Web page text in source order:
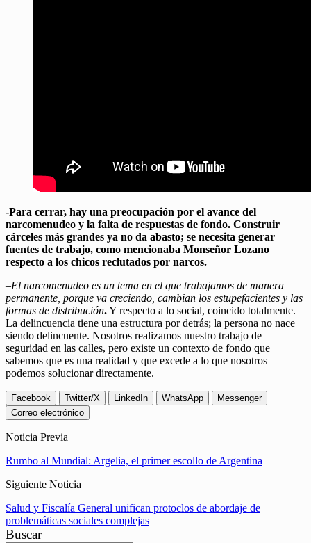
-Para cerrar, hay una preocupación por el avance del
narcomenudeo y la falta de respuestas de fondo. Construir
cárceles más grandes ya no da abasto; se necesita generar
fuentes de trabajo, como mencionaba Monseñor Lozano
respecto a los chicos reclutados por narcos.
–El narcomenudeo es un tema en el que trabajamos de manera
permanente, porque va creciendo, cambian los estupefacientes y las
formas de distribución.Y respecto a lo social, coincido totalmente.
La delincuencia tiene una estructura por detrás; la persona no nace
siendo delincuente. Nosotros realizamos nuestro trabajo de
seguridad en las calles, pero existe un contexto de fondo que
sabemos que es una realidad y que excede a lo que nosotros
podemos solucionar directamente.
Facebook Twitter/X LinkedIn WhatsApp
Messenger
Correo electrónico
Noticia Previa
Rumbo al Mundial: Argelia, el primer escollo de Argentina
Siguiente Noticia
Salud y Fiscalía General unifican protoclos de abordaje de
problemáticas sociales complejas
Buscar